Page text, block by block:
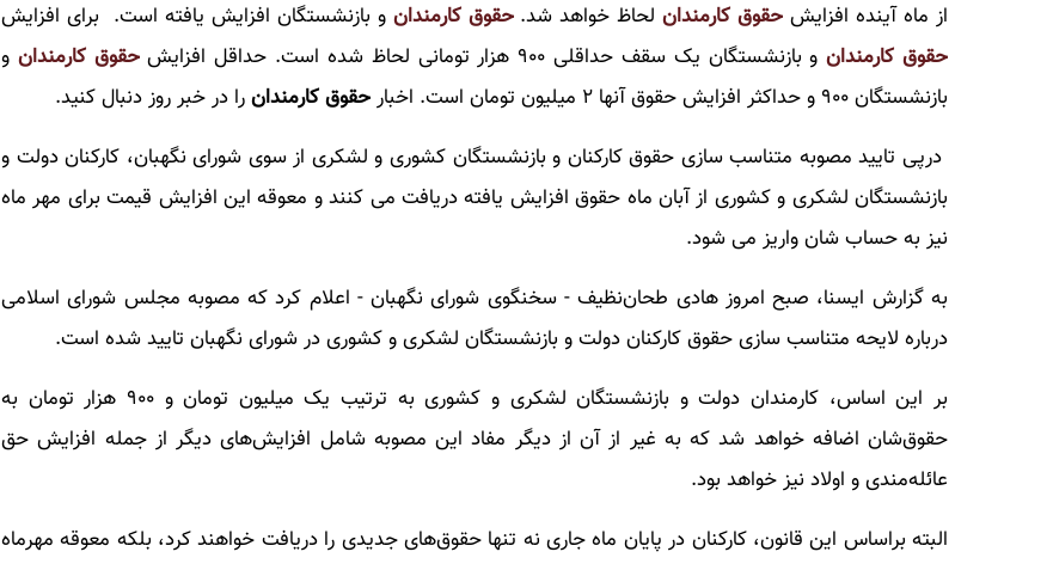
از ماه آینده افزایش حقوق کارمندان لحاظ خواهد شد.حقوق کارمندان و بازنشستگان افزایش یافته است. برای افزایش
حقوق کارمندان و بازنشستگان یک سقف حداقلی ۹۰۰ هزار تومانی لحاظ شده است. حداقل افزایش حقوق کارمندان و
بازنشستگان ۹۰۰ و حداکثر افزایش حقوق آنها ۲ میلیون تومان است. اخبار
حقوق کارمندانرا در خبر روز دنبال کنید.
درپی تایید مصوبه متناسب سازی حقوق کارکنان و بازنشستگان کشوری و لشکری از سوی شورای نگهبان، کارکنان دولت و
بازنشستگان لشکری و کشوری از آبان ماه حقوق افزایش یافته دریافت می کنند و معوقه این افزایش قیمت برای مهر ماه
نیز به حساب شان واریز می شود.
به گزارش ایسنا، صبح امروز هادی طحان‌نظیف - سخنگوی شورای نگهبان - اعلام کرد که مصوبه مجلس شورای اسلامی
درباره لایحه متناسب سازی حقوق کارکنان دولت و بازنشستگان لشکری و کشوری در شورای نگهبان تایید شده است.
بر این اساس، کارمندان دولت و بازنشستگان لشکری و کشوری به ترتیب یک میلیون تومان و ۹۰۰ هزار تومان به
حقوق‌شان اضافه خواهد شد که به غیر از آن از دیگر مفاد این مصوبه شامل افزایش‌های دیگر از جمله افزایش حق
عائله‌مندی و اولاد نیز خواهد بود.
البته براساس این قانون، کارکنان در پایان ماه جاری نه تنها حقوق‌های جدیدی را دریافت خواهند کرد، بلکه معوقه مهرماه